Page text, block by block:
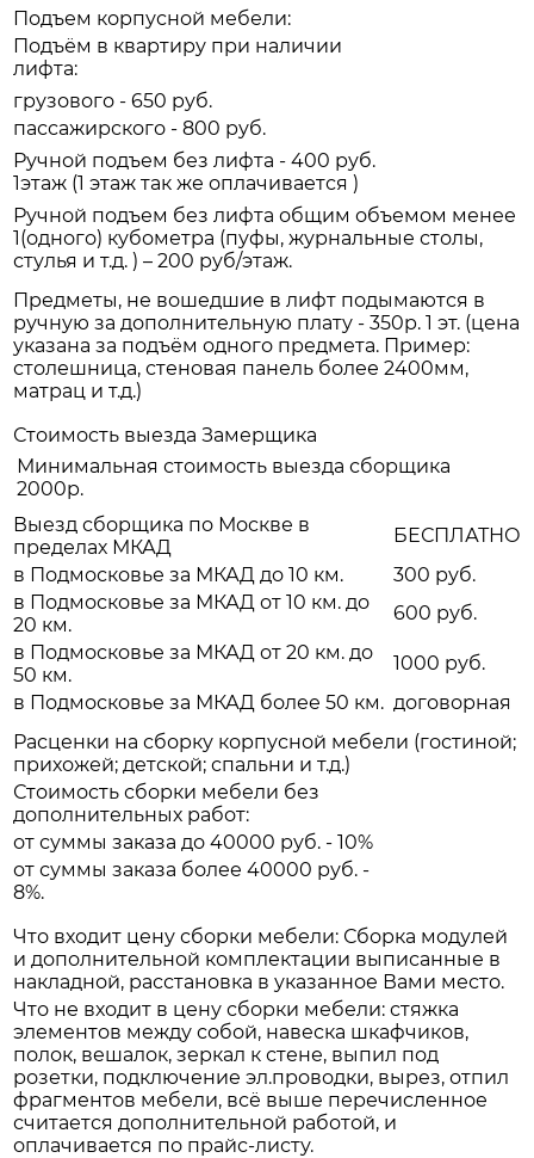
Подъем корпусной мебели:
Подъём в квартиру при наличии
лифта:
грузового - 650 руб.
пассажирского - 800 руб.
Ручной подъем без лифта - 400 руб.
1этаж (1 этаж так же оплачивается )
Ручной подъем без лифта общим объемом менее
1(одного) кубометра (пуфы, журнальные столы,
стулья и т.д. ) – 200 руб/этаж.
Предметы, не вошедшие в лифт подымаются в
ручную за дополнительную плату - 350р. 1 эт. (цена
указана за подъём одного предмета. Пример:
столешница, стеновая панель более 2400мм,
матрац и т.д.)
Стоимость выезда Замерщика
Минимальная стоимость выезда сборщика
2000р.
Выезд сборщика по Москве в
пределах МКАД
БЕСПЛАТНО
в Подмосковье за МКАД до 10 км.
300 руб.
в Подмосковье за МКАД от 10 км. до
20 км.
600 руб.
в Подмосковье за МКАД от 20 км. до
50 км.
1000 руб.
в Подмосковье за МКАД более 50 км. договорная
Расценки на сборку корпусной мебели (гостиной;
прихожей; детской; спальни и т.д.)
Стоимость сборки мебели без
дополнительных работ:
от суммы заказа до 40000 руб. - 10%
от суммы заказа более 40000 руб. -
8%.
Что входит цену сборки мебели: Сборка модулей
и дополнительной комплектации выписанные в
накладной, расстановка в указанное Вами место.
Что не входит в цену сборки мебели: стяжка
элементов между собой, навеска шкафчиков,
полок, вешалок, зеркал к стене, выпил под
розетки, подключение эл.проводки, вырез, отпил
фрагментов мебели, всё выше перечисленное
считается дополнительной работой, и
оплачивается по прайс-листу.